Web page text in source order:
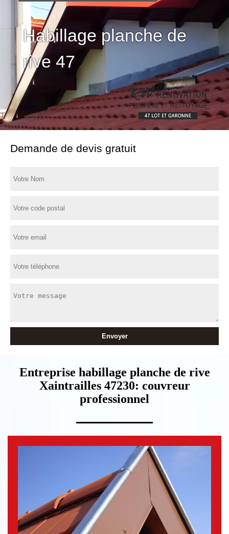
Habillage planche de
rive 47
Demande de devis gratuit
Entreprise habillage planche de rive
Xaintrailles 47230: couvreur
professionnel